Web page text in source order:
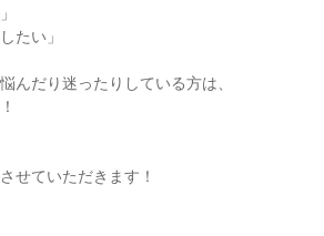
たい」
んだり迷ったりしている方は、
せていただきます！